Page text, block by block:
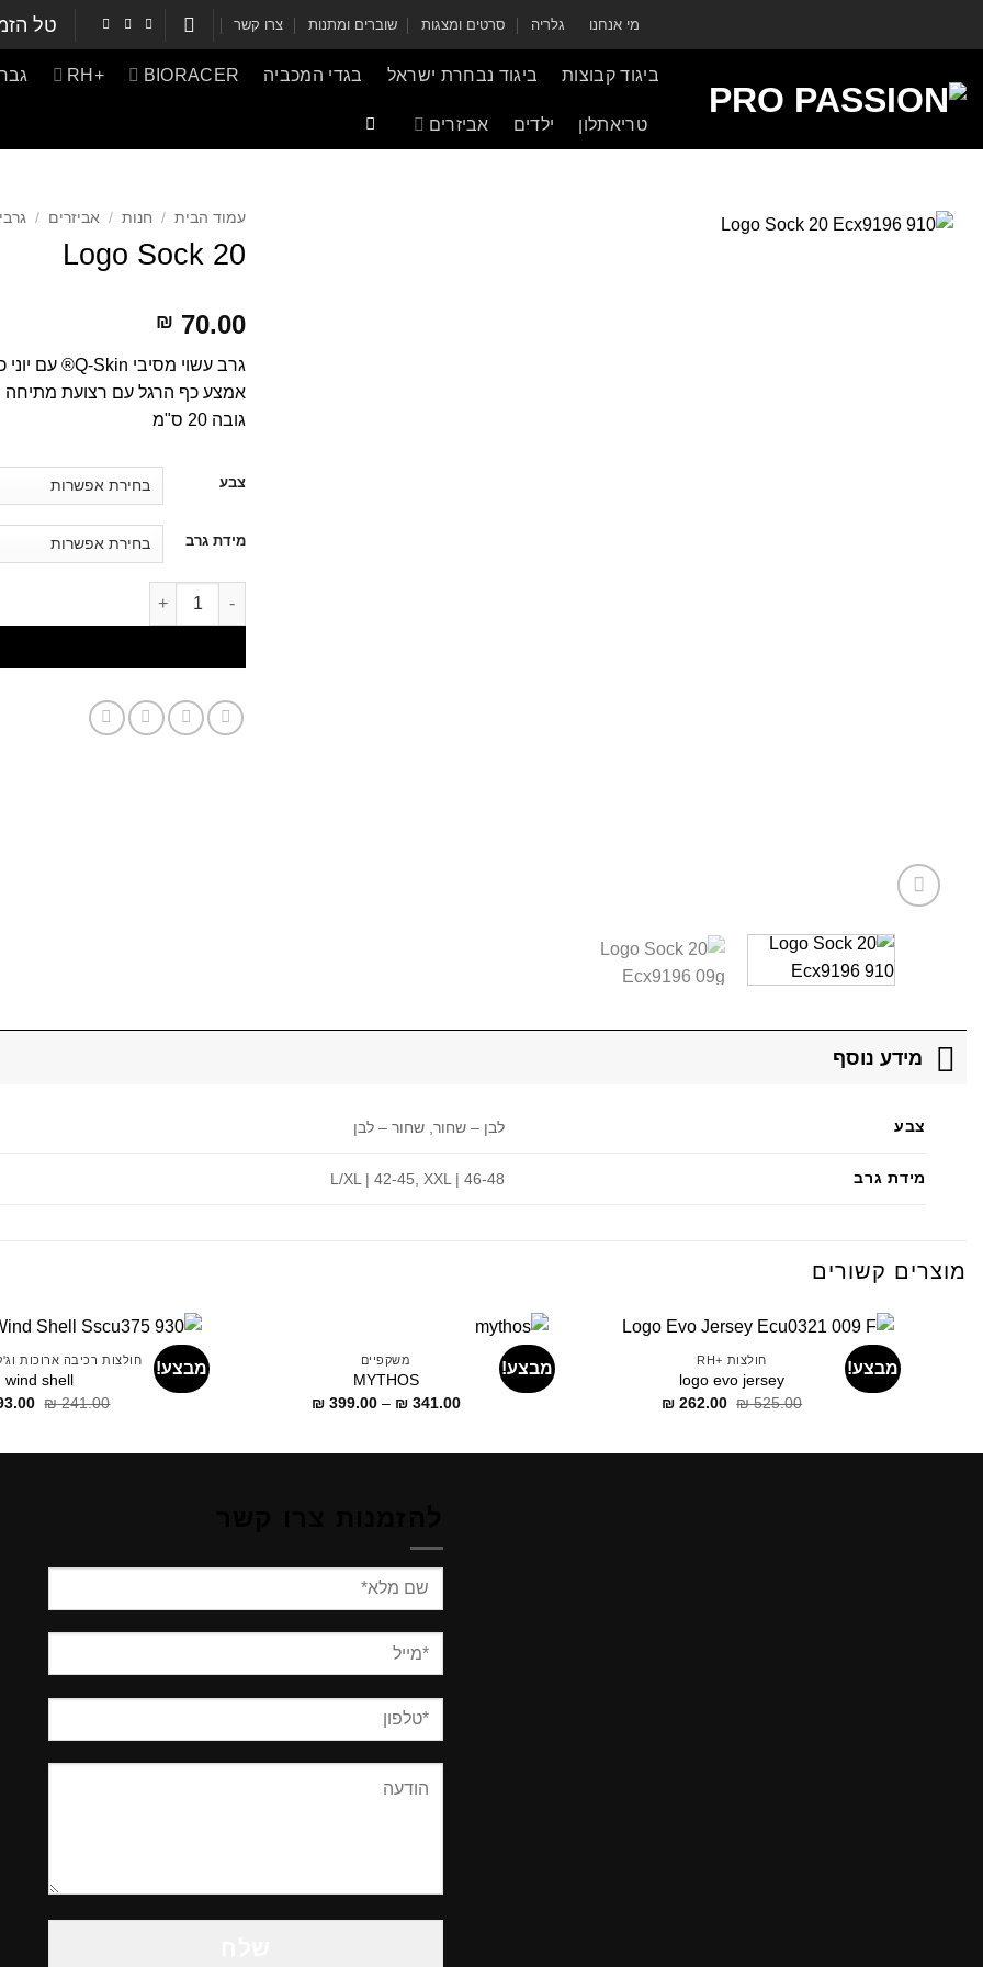
מי אנחנו גלריה סרטים ומצגות שוברים ומתנות צרו קשר טל
ביגוד קבוצות ביגוד נבחרת ישראל בגדי המכביה BIORACER
+RH
טריאתלון ילדים אביזרים
עמוד הבית / חנות / אביזרים /
Logo Sock 20
₪ 70.00
גרב עשוי מסיבי Q-Skin® עם יוני כסף עם אפקט אנטיבקטריאלי ואנטי זיעה
אמצע כף הרגל עם רצועת מתיחה
גובה 20 ס"מ
צבע
מידת גרב
דילוג לתוכן
מידע נוסף
צבע לבן – שחור, שחור – לבן
מידת גרב L/XL | 42-45, XXL | 46-48
מוצרים קשורים
מבצע! חולצות +RH
logo evo jersey
₪525.00
דילוג
₪262.00
מבצע! משקפיים
MYTHOS
₪341.00
–
₪399.00
מבצע! חולצות רכיבה ארוכות
wind shell
₪241.00
דילוג
Please